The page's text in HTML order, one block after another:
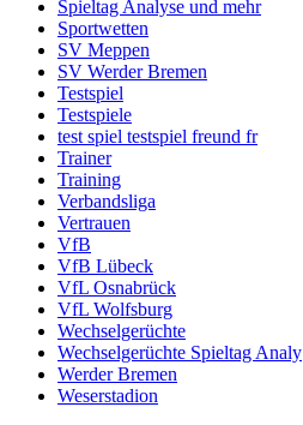
Spieltag Analyse und mehr
Sportwetten
SV Meppen
SV Werder Bremen
Testspiel
Testspiele
test spiel testspiel freund fr
Trainer
Training
Verbandsliga
Vertrauen
VfB
VfB Lübeck
VfL Osnabrück
VfL Wolfsburg
Wechselgerüchte
Wechselgerüchte Spieltag Analy
Werder Bremen
Weserstadion